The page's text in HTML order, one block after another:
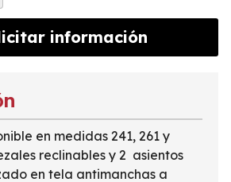
información
en medidas 241, 261 y
reclinables y 2 asientos
en tela antimanchas a